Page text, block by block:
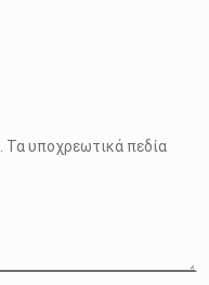
Τα υποχρεωτικά πεδία